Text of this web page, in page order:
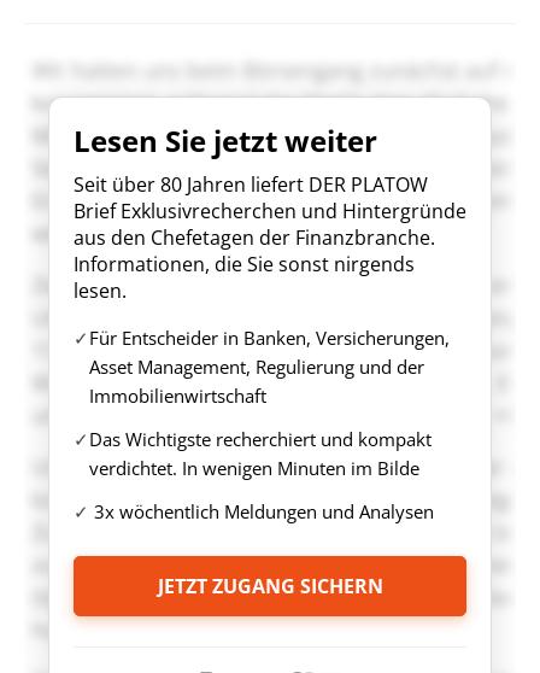
Lesen Sie jetzt weiter
Seit über 80 Jahren liefert DER PLATOW
Brief Exklusivrecherchen und Hintergründe
aus den Chefetagen der Finanzbranche.
Informationen, die Sie sonst nirgends
lesen.
Für Entscheider in Banken, Versicherungen,
Asset Management, Regulierung und der
Immobilienwirtschaft
Das Wichtigste recherchiert und kompakt
verdichtet. In wenigen Minuten im Bilde
3x wöchentlich Meldungen und Analysen
JETZT ZUGANG SICHERN